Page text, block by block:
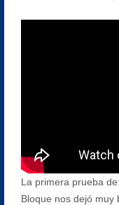
La primera prueba
Bloque nos dejó muy